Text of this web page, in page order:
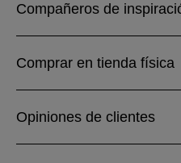
Compañeros de
Comprar en tienda física
Opiniones de clientes